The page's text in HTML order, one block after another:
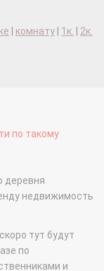
комнату 1к.
2к.
по такому
деревня
недвижимость
тут будут
по
и